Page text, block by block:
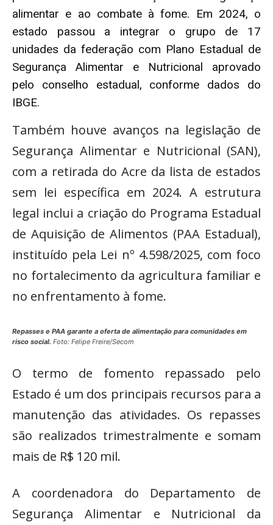
alimentar e ao combate à fome. Em 2024, o
estado passou a integrar o grupo de 17
unidades da federação com Plano Estadual de
Segurança Alimentar e Nutricional aprovado
pelo conselho estadual, conforme dados do
IBGE.
Também houve avanços na legislação de
Segurança Alimentar e Nutricional (SAN),
com a retirada do Acre da lista de estados
sem lei específica em 2024. A estrutura
legal inclui a criação do Programa Estadual
de Aquisição de Alimentos (PAA Estadual),
instituído pela Lei nº 4.598/2025, com foco
no fortalecimento da agricultura familiar e
no enfrentamento à fome.
Repasses e PAA garante a oferta de alimentação para comunidades em
risco social. Foto: Felipe Freire/Secom
O termo de fomento repassado pelo
Estado é um dos principais recursos para a
manutenção das atividades. Os repasses
são realizados trimestralmente e somam
mais de R$ 120 mil.
A coordenadora do Departamento de
Segurança Alimentar e Nutricional da